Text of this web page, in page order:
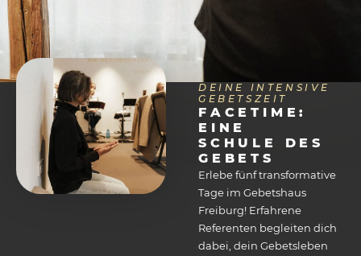
Ich möchte den Newsletter
abonnieren.
DEINE INTENSIVE
GEBETSZEIT
FACETIME:
EINE
SCHULE DES
GEBETS
Erlebe fünf transformative
Tage im Gebetshaus
Freiburg! Erfahrene
Referenten begleiten dich
dabei, dein Gebetsleben